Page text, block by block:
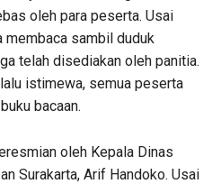
oleh para peserta. Usai
membaca sambil duduk
telah disediakan oleh panitia.
istimewa, semua peserta
bacaan.
oleh Kepala Dinas
Surakarta, Arif Handoko. Usai